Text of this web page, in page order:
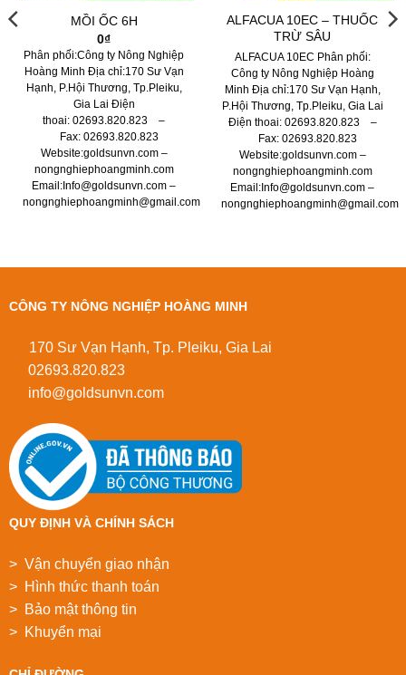
MỒI ỐC 6H
0₫
Phân phối:Công ty Nông Nghiệp
Hoàng Minh Địa chỉ:170 Sư Vạn
Hạnh, P.Hội Thương, Tp.Pleiku,
Gia Lai Điện
thoai: 02693.820.823 –
Fax: 02693.820.823
Website:goldsunvn.com –
nongnghiephoangminh.com
Email:Info@goldsunvn.com –
nongnghiephoangminh@gmail.com
ALFACUA 10EC – THUỐC
TRỪ SÂU
ALFACUA 10EC Phân phối:
Công ty Nông Nghiệp Hoàng
Minh Địa chỉ:170 Sư Vạn Hạnh,
P.Hội Thương, Tp.Pleiku, Gia Lai
Điện thoai: 02693.820.823 –
Fax: 02693.820.823
Website:goldsunvn.com –
nongnghiephoangminh.com
Email:Info@goldsunvn.com –
nongnghiephoangminh@gmail.com
CÔNG TY NÔNG NGHIỆP HOÀNG MINH
170 Sư Vạn Hạnh, Tp. Pleiku, Gia Lai
02693.820.823
info@goldsunvn.com
QUY ĐỊNH VÀ CHÍNH SÁCH
> Vận chuyển giao nhận
> Hình thức thanh toán
> Bảo mật thông tin
> Khuyển mại